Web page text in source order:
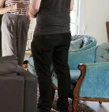
レ
ト